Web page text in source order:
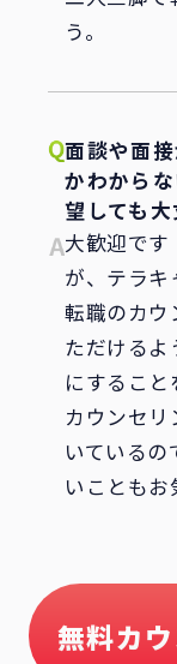
う。
面談や面
かわから
望しても
大歓迎です
が、テラキ
転職のカウ
ただけるよ
にすること
カウンセ
いているの
いこともお
無料カ